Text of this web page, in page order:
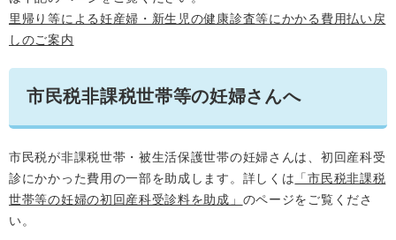
里帰り等による妊産婦・新生児の健康診査等にかかる費用払い戻
しのご案内
​市民税非課税世帯等の妊婦さんへ
市民税が非課税世帯・被生活保護世帯の妊婦さんは、初回産科受
診にかかった費用の一部を助成します。詳しくは 「市民税非課税
世帯等の妊婦の初回産科受診料を助成」 のページをご覧くださ
い。